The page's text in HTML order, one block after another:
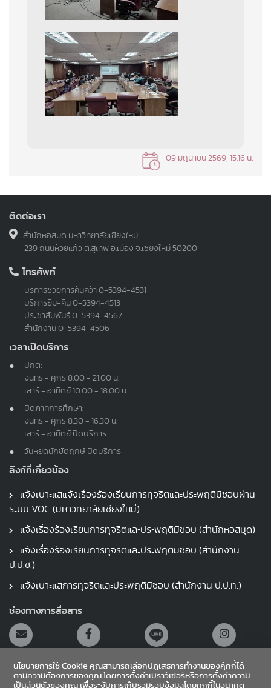
09 มิถุนายน 2569, 15.16 น.
ติดต่อเรา
สำนักหอสมุด มหาวิทยาลัยเชียงใหม่
239 ถนนห้วยแก้ว ต.สุเทพ อ.เมือง จ.เชียงใหม่ 50200
โทรศัพท์
บริการช่วยการค้นคว้า 0-5394-4531
บริการยืม-คืน 0-5394-4513
ประชาสัมพันธ์ 0-5394-4567
สำนักงาน 0-5394-4506
เวลาเปิดบริการ
ปกติ:
จันทร์ - ศุกร์ 8.00 - 21.00 น.
เสาร์ - อาทิตย์ 10.00 - 18.00 น.
ปิดภาคการศึกษา:
จันทร์ - ศุกร์ 8.30 - 16.30 น.
เสาร์ - อาทิตย์ ปิดบริการ
วันหยุดนักขัตฤกษ์ ปิดบริการ
ลิงก์ที่เกี่ยวข้อง
แจ้งเบาะแสแจ้งเรื่องร้องเรียนการทุจริตและประพฤติมิชอบผ่าน
ระบบ VOC (มหาวิทยาลัยเชียงใหม่)
แจ้งเรื่องร้องเรียนการทุจริตและประพฤติมิชอบ (สำนักหอสมุด)
แจ้งเรื่องร้องเรียนการทุจริตและประพฤติมิชอบ (สำนักงาน
ป.ป.ช.)
แจ้งเบาะแสการทุจริตและประพฤติมิชอบ (สำนักงาน ป.ป.ท.)
ช่องทางการสื่อสาร
นโยบายการใช้ Cookie คุณสามารถเลือกปฏิเสธการทำงานของคุ้กกี้ได้
ตามความต้องการของคุณ โดยการตั้งค่าเบราว์เซอร์หรือการตั้งค่าความ
เป็นส่วนตัวของคุณ เพื่อระงับการเก็บรวมรวบข้อมูลโดยคุกกี้ในอนาคต